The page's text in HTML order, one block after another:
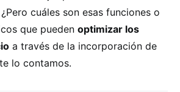
cuáles son esas funciones o
que pueden optimizar los
a través de la incorporación de
lo contamos.